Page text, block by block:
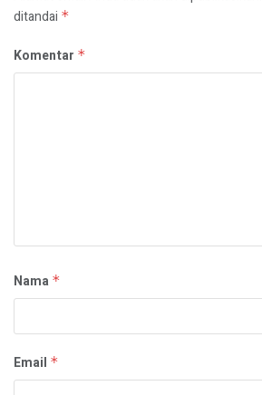
ditandai *
Komentar *
Nama *
Email *